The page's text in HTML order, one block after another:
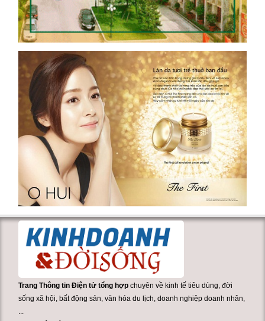
Trang Thông tin Điện tử tổng hợp chuyên về kinh tế tiêu dùng, đời
sống xã hội, bất động sản, văn hóa du lịch, doanh nghiệp doanh nhân,
...